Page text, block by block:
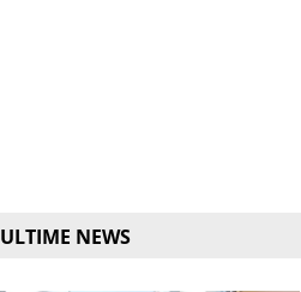
ULTIME NEWS